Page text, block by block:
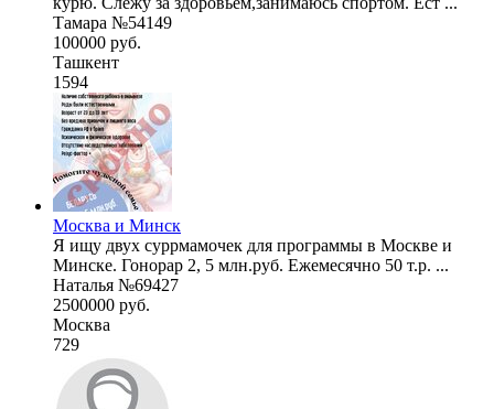
Тамара №54149
100000 руб.
Ташкент
1594
Москва и Минск
Я ищу двух суррмамочек для программы в Москве и
Минске. Гонорар 2, 5 млн.руб. Ежемесячно 50 т.р. ...
Наталья №69427
2500000 руб.
Москва
729